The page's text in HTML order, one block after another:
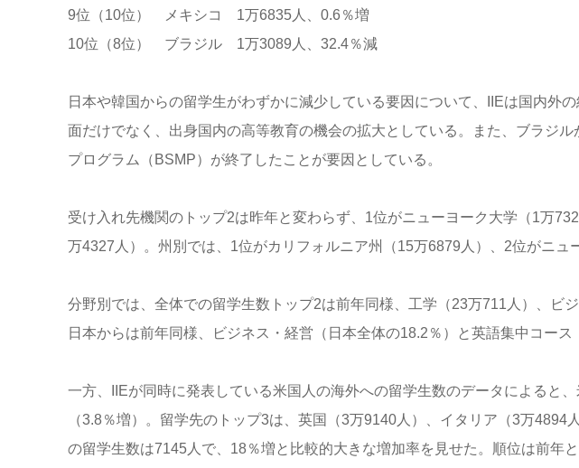
9位（10位） メキシコ 1万6835人、0.6％増
10位（8位） ブラジル 1万3089人、32.4％減
日本や韓国からの留学生がわずかに減少している要因について、IIEは国内外
面だけでなく、出身国内の高等教育の機会の拡大としている。また、ブラジ
プログラム（BSMP）が終了したことが要因としている。
受け入れ先機関のトップ2は昨年と変わらず、1位がニューヨーク大学（1万
万4327人）。州別では、1位がカリフォルニア州（15万6879人）、2位がニュ
分野別では、全体での留学生数トップ2は前年同様、工学（23万711人）、ビ
日本からは前年同様、ビジネス・経営（日本全体の18.2％）と英語集中コース
一方、IIEが同時に発表している米国人の海外への留学生数のデータによると
（3.8％増）。留学先のトップ3は、英国（3万9140人）、イタリア（3万4894
の留学生数は7145人で、18％増と比較的大きな増加率を見せた。順位は前年と